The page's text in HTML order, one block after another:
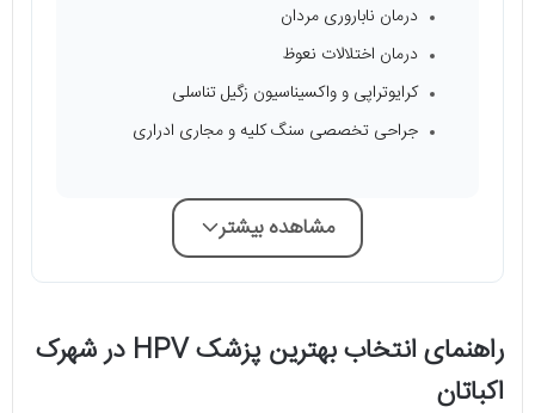
درمان ناباروری مردان
درمان اختلالات نعوظ
کرایوتراپی و واکسیناسیون زگیل تناسلی
جراحی تخصصی سنگ کلیه و مجاری ادراری
مشاهده بیشتر
راهنمای انتخاب بهترین پزشک HPV در شهرک
اکباتان